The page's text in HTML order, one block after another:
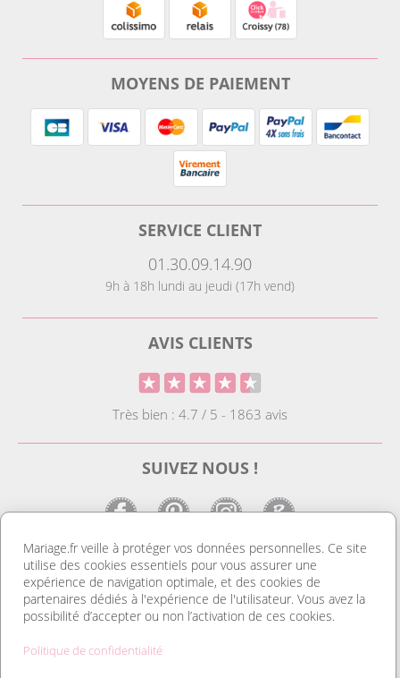
MOYENS DE PAIEMENT
SERVICE CLIENT
01.30.09.14.90
9h à 18h lundi au jeudi (17h vend)
AVIS CLIENTS
Très bien : 4.7 / 5 - 1863 avis
SUIVEZ NOUS !
LE SITE DE LA DECO MARIAGE
Notre site est le spécialiste de la décoration mariage. Vous
trouverez des idées de déco pas cher ainsi que des housses de
marque place et de porte nom. Tout pour réussir une
Mariage.fr veille à protéger vos données personnelles. Ce site
utilise des cookies essentiels pour vous assurer une
expérience de navigation optimale, et des cookies de
partenaires dédiés à l'expérience de l'utilisateur. Vous avez la
possibilité d’accepter ou non l’activation de ces cookies.
Politique de confidentialité